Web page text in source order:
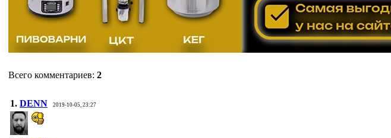
Всего комментариев: 2
1. DENN 2019-10-05, 23:27